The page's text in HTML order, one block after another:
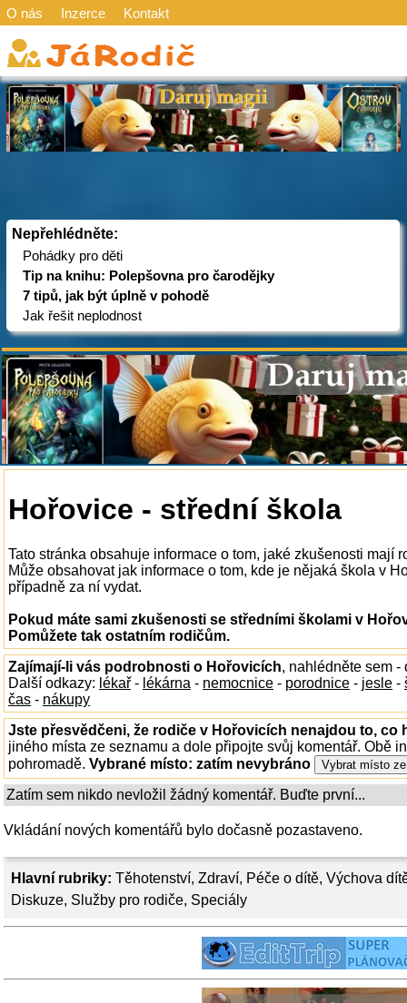
O nás Inzerce Kontakt
Nepřehlédněte:
Pohádky pro děti
Tip na knihu: Polepšovna pro čarodějky
7 tipů, jak být úplně v pohodě
Jak řešit neplodnost
Hlavní rubriky: Těhotenství, Zdraví, Péče o dítě, Výchova
Diskuze, Služby pro rodiče, Speciály
Hořovice - střední škola
Tato stránka obsahuje informace o tom, jaké zkušenosti mají
Může obsahovat jak informace o tom, kde je nějaká škola v
případně za ní vydat.
Pokud máte sami zkušenosti se středními školami v
Pomůžete tak ostatním rodičům.
Zajímají-li vás podrobnosti o Hořovicích, nahlédněte sem -
Další odkazy: lékař - lékárna - nemocnice - porodnice - jesle -
čas - nákupy
Jste přesvědčeni, že rodiče v Hořovicích nenajdou to, co
jiného místa ze seznamu a dole připojte svůj komentář. Obě
pohromadě. Vybrané místo: zatím nevybráno
Zatím sem nikdo nevložil žádný komentář. Buďte první...
Vkládání nových komentářů bylo dočasně pozastaveno.